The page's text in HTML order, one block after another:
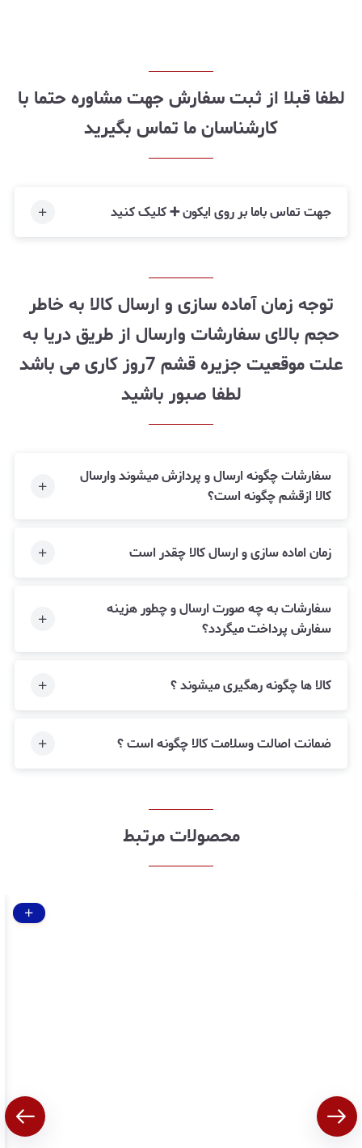
لطفا قبلا از ثبت سفارش جهت مشاوره حتما با
کارشناسان ما تماس بگیرید
جهت تماس باما بر روی ایکون ➕ کلیک کنید
توجه زمان آماده سازی و ارسال کالا به خاطر
حجم بالای سفارشات وارسال از طریق دریا به
علت موقعیت جزیره قشم 7روز کاری می باشد
لطفا صبور باشید
سفارشات چگونه ارسال و پردازش میشوند وارسال
کالا ازقشم چگونه است؟
زمان اماده سازی و ارسال کالا چقدر است
سفارشات به چه صورت ارسال و چطور هزینه
سفارش پرداخت میگردد؟
کالا ها چگونه رهگیری میشوند ؟
ضمانت اصالت وسلامت کالا چگونه است ؟
محصولات مرتبط